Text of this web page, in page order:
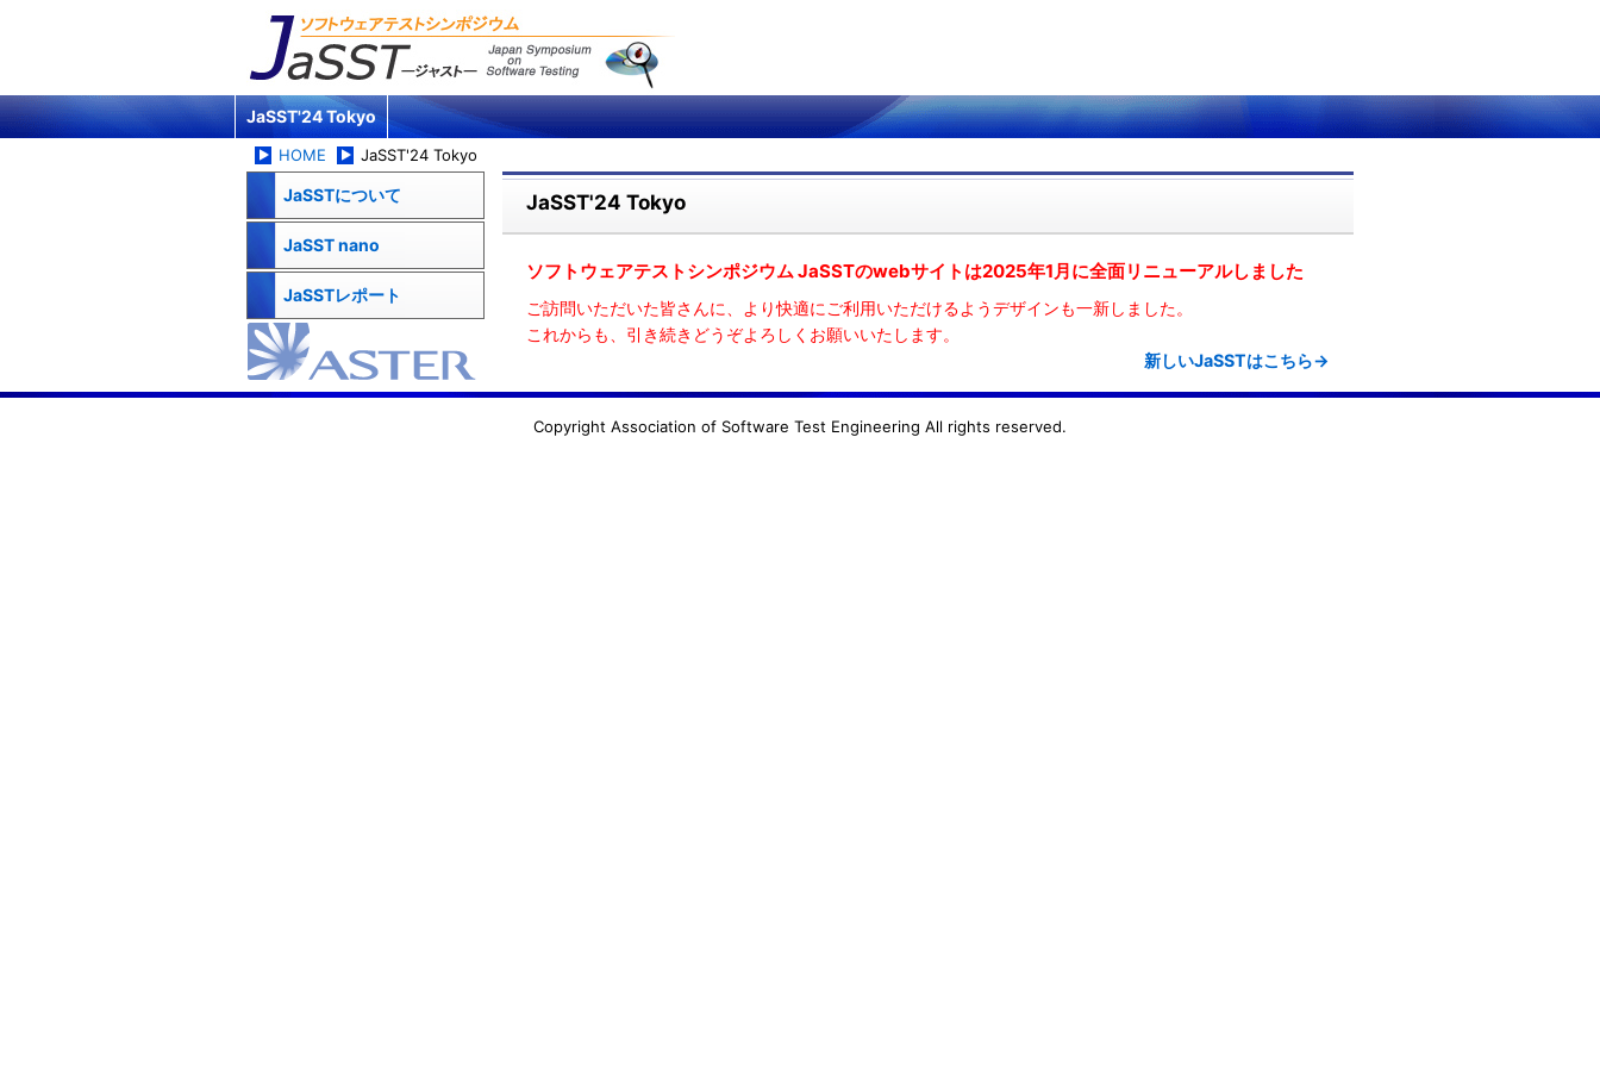
JaSST'24 Tokyo
HOME JaSST'24 Tokyo
JaSSTについて
JaSST nano
JaSSTレポート
JaSST'24 Tokyo
ソフトウェアテストシンポジウム JaSSTのwebサイトは2025年1月に全面リニューアルしました
ご訪問いただいた皆さんに、より快適にご利用いただけるようデザインも一新しました。
これからも、引き続きどうぞよろしくお願いいたします。
新しいJaSSTはこちら→
Copyright Association of Software Test Engineering All rights reserved.